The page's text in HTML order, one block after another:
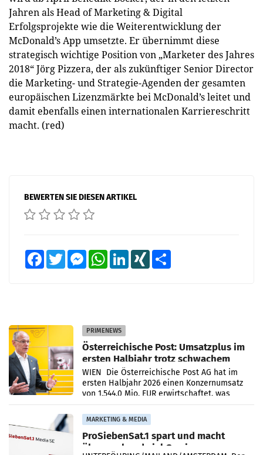
Jahren als Head of Marketing & Digital
Erfolgsprojekte wie die Weiterentwicklung der
McDonald’s App umsetzte. Er übernimmt diese
strategisch wichtige Position von „Marketer des Jahres
2018“ Jörg Pizzera, der als zukünftiger Senior Director
die Marketing- und Strategie-Agenden der gesamten
europäischen Lizenzmärkte bei McDonald’s leitet und
damit ebenfalls einen internationalen Karriereschritt
macht. (red)
BEWERTEN SIE DIESEN ARTIKEL
FacebookTwitter MessengerWhatsAppLinkedInXING
PRIMENEWS
Österreichische Post: Umsatzplus im
ersten Halbjahr trotz schwachem
Briefgeschäft
WIEN Die Österreichische Post AG hat im
ersten Halbjahr 2026 einen Konzernumsatz
von 1.544,0 Mio. EUR erwirtschaftet, was
einem Plus von 3,8 Prozent gegenüber dem
Vergleichszeitraum
MARKETING & MEDIA
ProSiebenSat.1 spart und macht
überraschend viel Gewinn